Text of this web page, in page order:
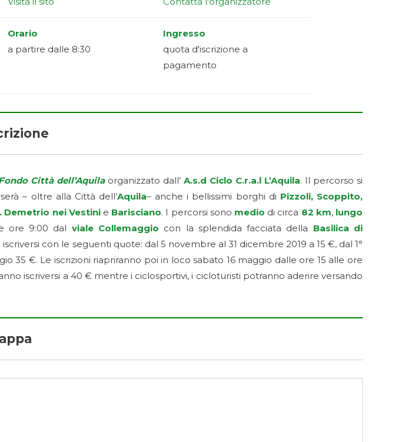
Orario
a partire dalle 8:30
Ingresso
quota d'iscrizione a
pagamento
Città dell’Aquilaorganizzato dall’ A.s.d Ciclo C.r.a.l L’Aquila. Il percorso si
– oltre alla Città dell’Aquila– anche i bellissimi borghi di Pizzoli, Scoppito,
Demetrio nei Vestinie Barisciano. I percorsi sono medio di circa 82 km, lungo
ore 9:00 dal viale Collemaggio con la splendida facciata della Basilica di
con le seguenti quote: dal 5 novembre al 31 dicembre 2019 a 15 €, dal 1°
35 €. Le iscrizioni riapriranno poi in loco sabato 16 maggio dalle ore 15 alle ore
iscriversi a 40 € mentre i ciclosportivi, i cicloturisti potranno aderire versando